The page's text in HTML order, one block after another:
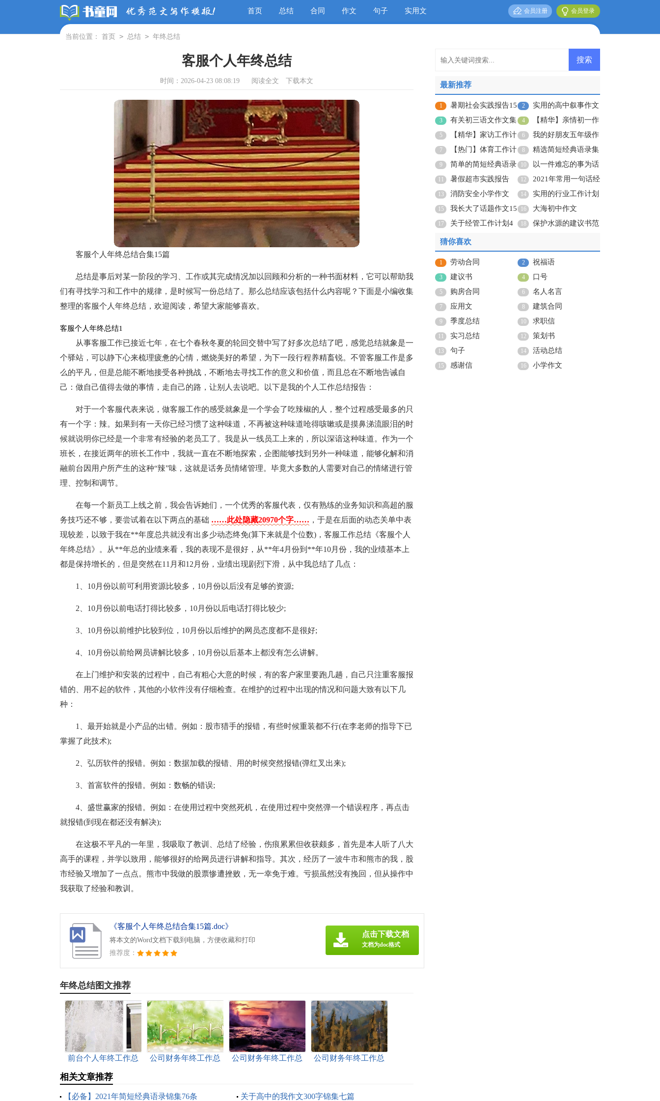
首页 总结 合同 作文 句子 实用文 会员登录
会员注册
当前位置： 首页 > 总结 > 年终总结
客服个人年终总结
时间：2026-04-23 08:08:19 阅读全文 下载本文
客服个人年终总结合集15篇
总结是事后对某一阶段的学习、工作或其完成情况加以回顾和分析的一种书面材料，它可以帮助我
们有寻找学习和工作中的规律，是时候写一份总结了。那么总结应该包括什么内容呢？下面是小编收集
整理的客服个人年终总结，欢迎阅读，希望大家能够喜欢。
客服个人年终总结1
从事客服工作已接近七年，在七个春秋冬夏的轮回交替中写了好多次总结了吧，感觉总结就象是一
个驿站，可以静下心来梳理疲惫的心情，燃烧美好的希望，为下一段行程养精畜锐。不管客服工作是多
么的平凡，但是总能不断地接受各种挑战，不断地去寻找工作的意义和价值，而且总在不断地告诫自
己：做自己值得去做的事情，走自己的路，让别人去说吧。以下是我的个人工作总结报告：
对于一个客服代表来说，做客服工作的感受就象是一个学会了吃辣椒的人，整个过程感受最多的只
有一个字：辣。如果到有一天你已经习惯了这种味道，不再被这种味道呛得咳嗽或是摸鼻涕流眼泪的时
候就说明你已经是一个非常有经验的老员工了。我是从一线员工上来的，所以深谙这种味道。作为一个
班长，在接近两年的班长工作中，我就一直在不断地探索，企图能够找到另外一种味道，能够化解和消
融前台因用户所产生的这种“辣”味，这就是话务员情绪管理。毕竟大多数的人需要对自己的情绪进行管
理、控制和调节。
在每一个新员工上线之前，我会告诉她们，一个优秀的客服代表，仅有熟练的业务知识和高超的服
务技巧还不够，要尝试着在以下两点的基础 ……此处隐藏20970个字…… ，于是在后面的动态关单中表
现较差，以致于我在**年度总共就没有出多少动态终免(算下来就是个位数)，客服工作总结《客服个人
年终总结》。从**年总的业绩来看，我的表现不是很好，从**年4月份到**年10月份，我的业绩基本上
都是保持增长的，但是突然在11月和12月份，业绩出现剧烈下滑，从中我总结了几点：
1、10月份以前可利用资源比较多，10月份以后没有足够的资源;
2、10月份以前电话打得比较多，10月份以后电话打得比较少;
3、10月份以前维护比较到位，10月份以后维护的网员态度都不是很好;
4、10月份以前给网员讲解比较多，10月份以后基本上都没有怎么讲解。
在上门维护和安装的过程中，自己有粗心大意的时候，有的客户家里要跑几趟，自己只注重客服报
错的、用不起的软件，其他的小软件没有仔细检查。在维护的过程中出现的情况和问题大致有以下几
种：
1、最开始就是小产品的出错。例如：股市猎手的报错，有些时候重装都不行(在李老师的指导下已
掌握了此技术);
2、弘历软件的报错。例如：数据加载的报错、用的时候突然报错(弹红叉出来);
3、首富软件的报错。例如：数畅的错误;
4、盛世赢家的报错。例如：在使用过程中突然死机，在使用过程中突然弹一个错误程序，再点击
就报错(到现在都还没有解决);
在这极不平凡的一年里，我吸取了教训、总结了经验，伤痕累累但收获颇多，首先是本人听了八大
高手的课程，并学以致用，能够很好的给网员进行讲解和指导。其次，经历了一波牛市和熊市的我，股
市经验又增加了一点点。熊市中我做的股票惨遭挫败，无一幸免于难。亏损虽然没有挽回，但从操作中
我获取了经验和教训。
《客服个人年终总结合集15篇.doc》
将本文的Word文档下载到电脑，方便收藏和打印
推荐度：
点击下载文档
文档为doc格式
年终总结图文推荐
前台个人年终工作总
公司财务年终工作总
公司财务年终工作总
公司财务年终工作总
相关文章推荐
【必备】2021年简短经典语录锦集76条 关于高中的我作文300字锦集七篇
最新推荐
1
暑期社会实践报告15
篇
2
实用的高中叙事作文
合集六篇
3
有关初三语文作文集
合七篇
4
【精华】亲情初一作
文集锦六篇
5
【精华】家访工作计
划3篇
6
我的好朋友五年级作
文
7
【热门】体育工作计
划三篇
8
精选简短经典语录集
合56句
9
简单的简短经典语录
68句
10
以一件难忘的事为话
题的作文
11 暑假超市实践报告 12
2021年常用一句话经
典语录汇编50句
13 消防安全小学作文 14
实用的行业工作计划
3篇
15
我长大了话题作文15
篇
16 大海初中作文
17
关于经管工作计划4
篇
18
保护水源的建议书范
猜你喜欢
1 劳动合同 2 祝福语
3 建议书 4 口号
5 购房合同 6 名人名言
7 应用文 8 建筑合同
9 季度总结 10 求职信
11 实习总结 12 策划书
13 句子 14 活动总结
15 感谢信 16 小学作文